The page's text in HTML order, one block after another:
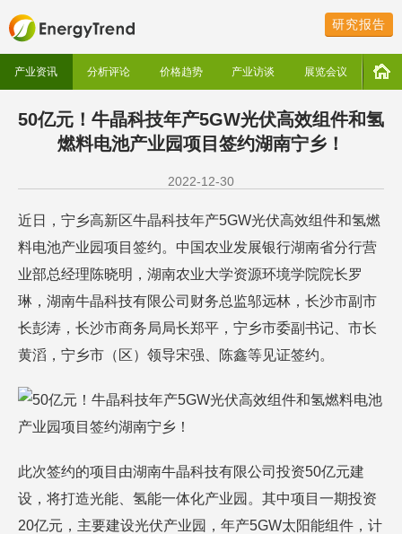
研究报告
产业资讯 分析评论 价格趋势 产业访谈 展览会议
50亿元！牛晶科技年产5GW光伏高效组件和氢
燃料电池产业园项目签约湖南宁乡！
2022-12-30
近日，宁乡高新区牛晶科技年产5GW光伏高效组件和氢燃
料电池产业园项目签约。中国农业发展银行湖南省分行营
业部总经理陈晓明，湖南农业大学资源环境学院院长罗
琳，湖南牛晶科技有限公司财务总监邬远林，长沙市副市
长彭涛，长沙市商务局局长郑平，宁乡市委副书记、市长
黄滔，宁乡市（区）领导宋强、陈鑫等见证签约。
此次签约的项目由湖南牛晶科技有限公司投资50亿元建
设，将打造光能、氢能一体化产业园。其中项目一期投资
20亿元，主要建设光伏产业园，年产5GW太阳能组件，计